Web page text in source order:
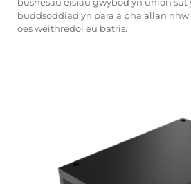
buddsoddiad yn para a pha allan
oes weithredol eu batris.